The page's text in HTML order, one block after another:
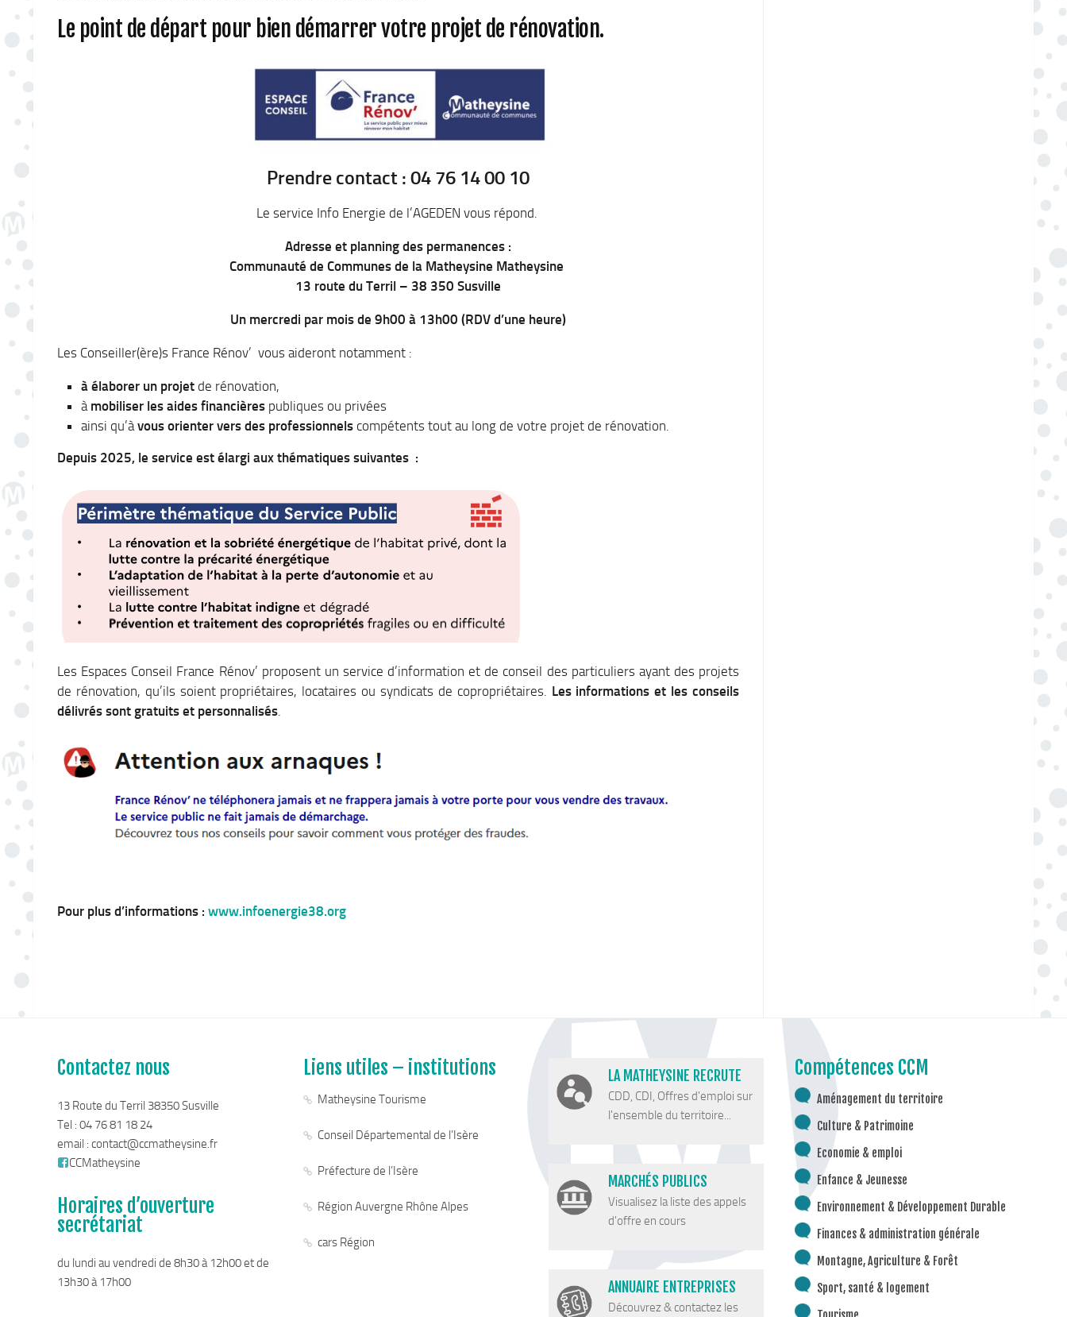
Le point de départ pour bien démarrer votre projet de rénovation.
Prendre contact : 04 76 14 00 10
Le service Info Energie de l’AGEDEN vous répond.
Adresse et planning des permanences :
Communauté de Communes de la Matheysine Matheysine
13 route du Terril – 38 350 Susville
Un mercredi par mois de 9h00 à 13h00 (RDV d’une heure)
Les Conseiller(ère)s France Rénov’ vous aideront notamment :
à élaborer un projet de rénovation,
à mobiliser les aides financières publiques ou privées
ainsi qu’à vous orienter vers des professionnels compétents tout au long de votre projet de rénovation.
Depuis 2025, le service est élargi aux thématiques suivantes :
Les Espaces Conseil France Rénov’ proposent un service d’information et de conseil des particuliers ayant des projets
de rénovation, qu’ils soient propriétaires, locataires ou syndicats de copropriétaires. Les informations et les conseils
délivrés sont gratuits et personnalisés
Pour plus d’informations : www.infoenergie38.org
Contactez nous
13 Route du Terril 38350 Susville
Tel : 04 76 81 18 24
email : contact@ccmatheysine.fr
CCMatheysine
Horaires d’ouverture
secrétariat
du lundi au vendredi de 8h30 à 12h00 et de
13h30 à 17h00
Liens utiles – institutions
Matheysine Tourisme
Conseil Départemental de l’Isère
Préfecture de l’Isère
Région Auvergne Rhône Alpes
cars Région
LA MATHEYSINE RECRUTE
CDD, CDI, Offres d'emploi sur
l'ensemble du territoire...
MARCHÉS PUBLICS
Visualisez la liste des appels
d'offre en cours
ANNUAIRE ENTREPRISES
Découvrez & contactez les
Compétences CCM
Aménagement du territoire
Culture & Patrimoine
Economie & emploi
Enfance & Jeunesse
Environnement & Développement Durable
Finances & administration générale
Montagne, Agriculture & Forêt
Sport, santé & logement